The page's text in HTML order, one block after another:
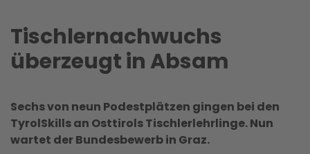
Tischlernachwuch­s
überzeugt in Absam
Sechs von neun Podestplätzen gingen bei den
TyrolSkills an Osttirols Tischlerlehrlinge. Nun
wartet der Bundesbewerb in Graz.